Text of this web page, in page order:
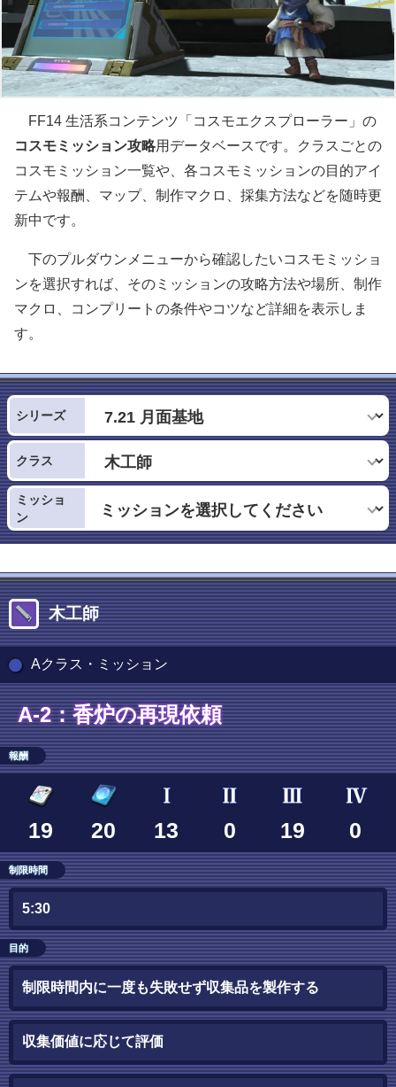
FF14 生活系コンテンツ「コスモエクスプローラー」の
コスモミッション攻略用データベースです。クラスごとの
コスモミッション一覧や、各コスモミッションの目的アイ
テムや報酬、マップ、制作マクロ、採集方法などを随時更
新中です。
下のプルダウンメニューから確認したいコスモミッショ
ンを選択すれば、そのミッションの攻略方法や場所、制作
マクロ、コンプリートの条件やコツなど詳細を表示しま
す。
シリーズ
クラス
ミッショ
ン
木工師
Aクラス・ミッション
A-2：香炉の再現依頼
報酬
19 20 13 0 19 0
制限時間
5:30
目的
制限時間内に一度も失敗せず収集品を製作する
収集価値に応じて評価